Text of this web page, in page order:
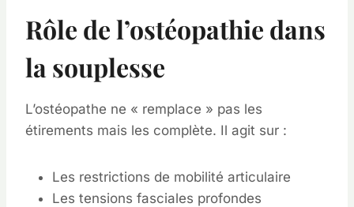
Rôle de l’ostéopathie dans
la souplesse
L’ostéopathe ne « remplace » pas les
étirements mais les complète. Il agit sur :
Les restrictions de mobilité articulaire
Les tensions fasciales profondes